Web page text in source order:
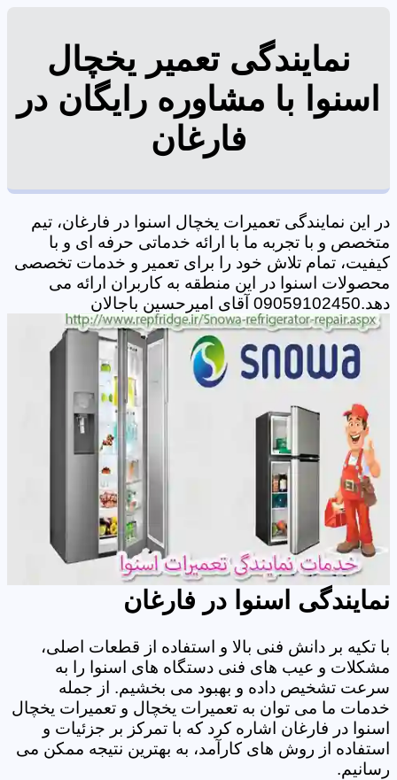
نمایندگی تعمیر یخچال
اسنوا با مشاوره رایگان در
فارغان
در این نمایندگی تعمیرات یخچال اسنوا در فارغان، تیم
متخصص و با تجربه ما با ارائه خدماتی حرفه ای و با
کیفیت، تمام تلاش خود را برای تعمیر و خدمات تخصصی
محصولات اسنوا در این منطقه به کاربران ارائه می
دهد.09059102450 آقای امیرحسین باجالان
نمایندگی اسنوا در فارغان
با تکیه بر دانش فنی بالا و استفاده از قطعات اصلی،
مشکلات و عیب های فنی دستگاه های اسنوا را به
سرعت تشخیص داده و بهبود می بخشیم. از جمله
خدمات ما می توان به تعمیرات یخچال و تعمیرات یخچال
اسنوا در فارغان اشاره کرد که با تمرکز بر جزئیات و
استفاده از روش های کارآمد، به بهترین نتیجه ممکن می
رسانیم.